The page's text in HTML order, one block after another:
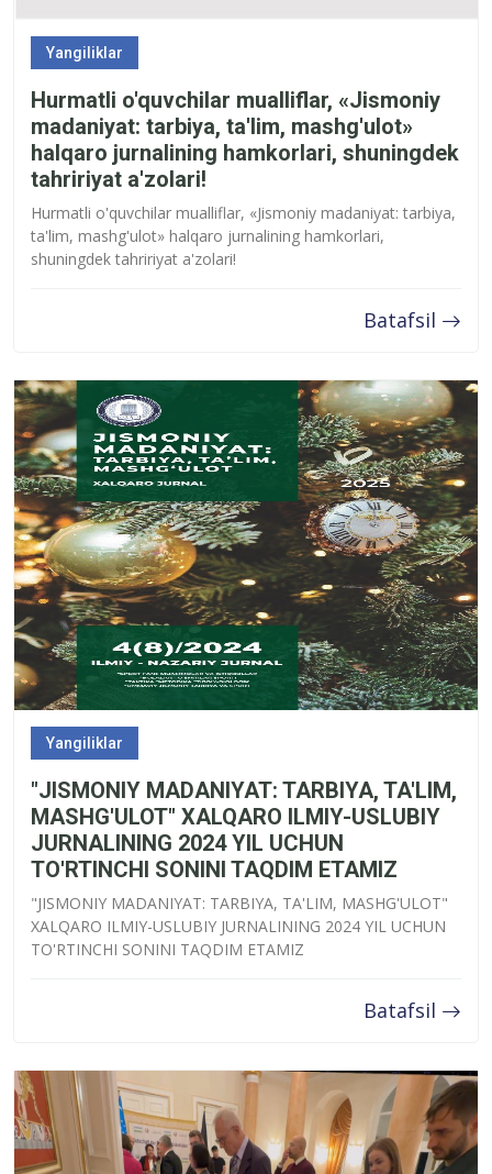
Yangiliklar
Hurmatli o'quvchilar mualliflar, «Jismoniy
madaniyat: tarbiya, ta'lim, mashg'ulot»
halqaro jurnalining hamkorlari, shuningdek
tahririyat a'zolari!
Hurmatli o'quvchilar mualliflar, «Jismoniy madaniyat: tarbiya,
ta'lim, mashg'ulot» halqaro jurnalining hamkorlari,
shuningdek tahririyat a'zolari!
Batafsil
Yangiliklar
"JISMONIY MADANIYAT: TARBIYA, TA'LIM,
MASHG'ULOT" XALQARO ILMIY-USLUBIY
JURNALINING 2024 YIL UCHUN
TO'RTINCHI SONINI TAQDIM ETAMIZ
"JISMONIY MADANIYAT: TARBIYA, TA'LIM, MASHG'ULOT"
XALQARO ILMIY-USLUBIY JURNALINING 2024 YIL UCHUN
TO'RTINCHI SONINI TAQDIM ETAMIZ
Batafsil